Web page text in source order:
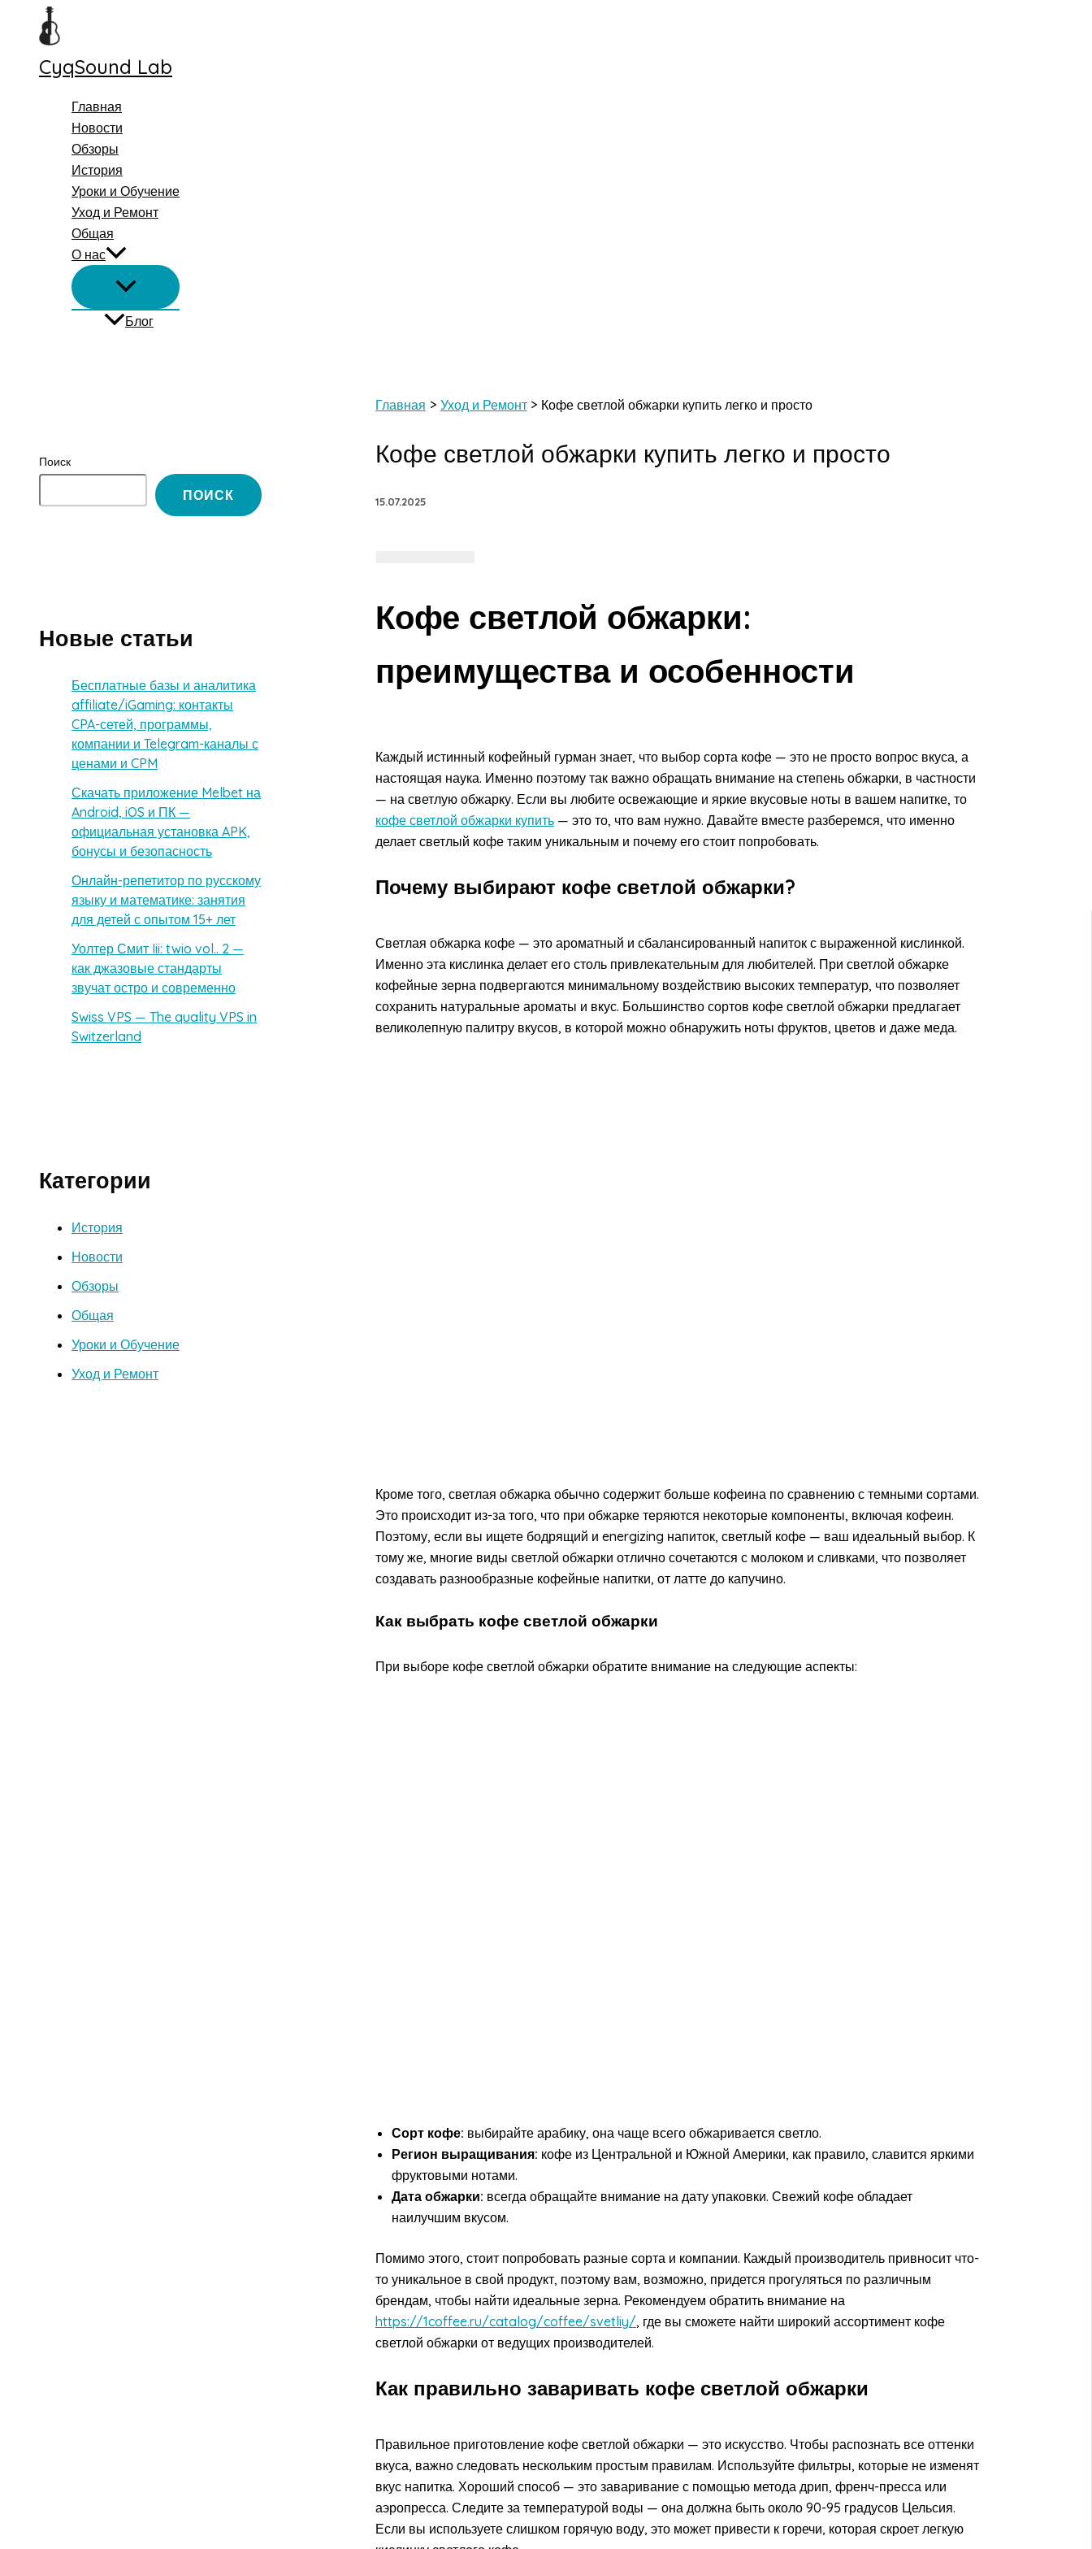
Перейти
содержимому
CyqSound Lab
Главная
Новости
Обзоры
История
Уроки и Обучение
Уход и Ремонт
Общая
О нас
Блог
Поиск
ПОИСК
Новые статьи
Бесплатные базы и аналитика
affiliate/iGaming: контакты
CPA-сетей, программы,
компании и Telegram-каналы с
ценами и CPM
Скачать приложение Melbet на
Android, iOS и ПК —
официальная установка APK,
бонусы и безопасность
Онлайн-репетитор по русскому
языку и математике: занятия
для детей с опытом 15+ лет
Уолтер Смит Iii: twio vol.. 2 —
как джазовые стандарты
звучат остро и современно
Swiss VPS — The quality VPS in
Switzerland
Категории
История
Новости
Обзоры
Общая
Уроки и Обучение
Уход и Ремонт
Главная Уход и Ремонт Кофе светлой обжарки купить легко и просто
Кофе светлой обжарки купить легко и просто
15.07.2025
Кофе светлой обжарки:
преимущества и особенности
Каждый истинный кофейный гурман знает, что выбор сорта кофе — это не просто вопрос вкуса, а
настоящая наука. Именно поэтому так важно обращать внимание на степень обжарки, в частности
— на светлую обжарку. Если вы любите освежающие и яркие вкусовые ноты в вашем напитке, то
кофе светлой обжарки купить — это то, что вам нужно. Давайте вместе разберемся, что именно
делает светлый кофе таким уникальным и почему его стоит попробовать.
Почему выбирают кофе светлой обжарки?
Светлая обжарка кофе — это ароматный и сбалансированный напиток с выраженной кислинкой.
Именно эта кислинка делает его столь привлекательным для любителей. При светлой обжарке
кофейные зерна подвергаются минимальному воздействию высоких температур, что позволяет
сохранить натуральные ароматы и вкус. Большинство сортов кофе светлой обжарки предлагает
великолепную палитру вкусов, в которой можно обнаружить ноты фруктов, цветов и даже меда.
Кроме того, светлая обжарка обычно содержит больше кофеина по сравнению с темными сортами.
Это происходит из-за того, что при обжарке теряются некоторые компоненты, включая кофеин.
Поэтому, если вы ищете бодрящий и energizing напиток, светлый кофе — ваш идеальный выбор. К
тому же, многие виды светлой обжарки отлично сочетаются с молоком и сливками, что позволяет
создавать разнообразные кофейные напитки, от латте до капучино.
Как выбрать кофе светлой обжарки
При выборе кофе светлой обжарки обратите внимание на следующие аспекты:
Сорт кофе: выбирайте арабику, она чаще всего обжаривается светло.
Регион выращивания: кофе из Центральной и Южной Америки, как правило, славится яркими
фруктовыми нотами.
Дата обжарки: всегда обращайте внимание на дату упаковки. Свежий кофе обладает
наилучшим вкусом.
Помимо этого, стоит попробовать разные сорта и компании. Каждый производитель привносит что-
то уникальное в свой продукт, поэтому вам, возможно, придется прогуляться по различным
брендам, чтобы найти идеальные зерна. Рекомендуем обратить внимание на
https://1coffee.ru/catalog/coffee/svetliy/, где вы сможете найти широкий ассортимент кофе
светлой обжарки от ведущих производителей.
Как правильно заваривать кофе светлой обжарки
Правильное приготовление кофе светлой обжарки — это искусство. Чтобы распознать все оттенки
вкуса, важно следовать нескольким простым правилам. Используйте фильтры, которые не изменят
вкус напитка. Хороший способ — это заваривание с помощью метода дрип, френч-пресса или
аэропресса. Следите за температурой воды — она должна быть около 90-95 градусов Цельсия.
Если вы используете слишком горячую воду, это может привести к горечи, которая скроет легкую